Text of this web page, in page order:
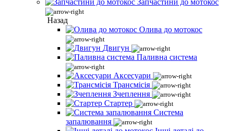
Запчастини до мотокос
Назад
Олива до мотокос
Двигун
Паливна система
Аксесуари
Трансмісія
Зчеплення
Стартер
Система
запалювання